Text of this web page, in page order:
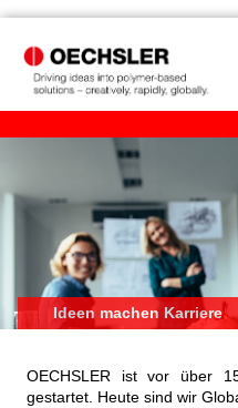
Ideen machen Karriere
OECHSLER ist vor über
gestartet. Heute sind wir